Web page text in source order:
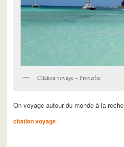
Citation voyage – Proverbe
On voyage autour du monde à la
citation voyage